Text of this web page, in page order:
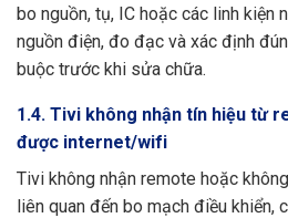
bo nguồn, tụ, IC hoặc các linh kiện
nguồn điện, đo đạc và xác định
buộc trước khi sửa chữa.
1.4. Tivi không nhận tín hiệu từ
được internet/wifi
Tivi không nhận remote hoặc
liên quan đến bo mạch điều khiển,